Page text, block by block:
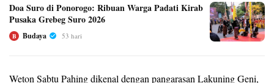
Doa Suro di Ponorogo: Ribuan Warga Padati Kirab
Pusaka Grebeg Suro 2026
B Budaya 53 hari
Weton Sabtu Pahing dikenal dengan pangarasan Lakuning Geni,